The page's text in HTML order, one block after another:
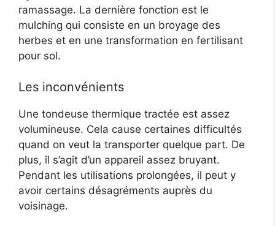
ramassage. La dernière fonction est le
mulching qui consiste en un broyage des
herbes et en une transformation en fertilisant
pour sol.
Les inconvénients
Une tondeuse thermique tractée est assez
volumineuse. Cela cause certaines difficultés
quand on veut la transporter quelque part. De
plus, il s’agit d’un appareil assez bruyant.
Pendant les utilisations prolongées, il peut y
avoir certains désagréments auprès du
voisinage.